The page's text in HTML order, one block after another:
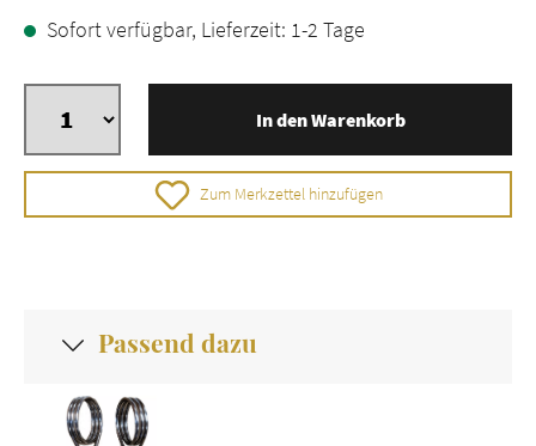
Sofort verfügbar, Lieferzeit: 1-2 Tage
In den Warenkorb
Zum Merkzettel hinzufügen
Passend dazu